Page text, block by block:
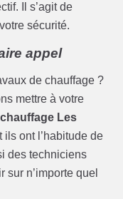
Il s’agit de
sécurité.
appel
de chauffage ?
mettre à votre
chauffage Les
ils ont l’habitude de
des techniciens
n’importe quel